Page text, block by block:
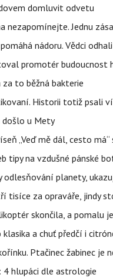
domluvit odvetu
nezapomínejte. Jednu
nádoru. Vědci
promotér budoucnost
za to běžná bakterie
Historii totiž psali
došlo u Mety
„Veď mě dál, cesto
tipy na vzdušné pánské
planety,
tisíce za opraváře, jindy
skončila, a pomalu
a chuť předčí i
Ptačinec žabinec je
4 hlupáci dle astrologie